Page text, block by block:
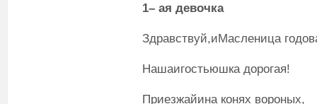
1– ая девочка
Здравствуй,иМасленица
Нашаигостьюшка дорогая!
Приезжайина конях вороных,